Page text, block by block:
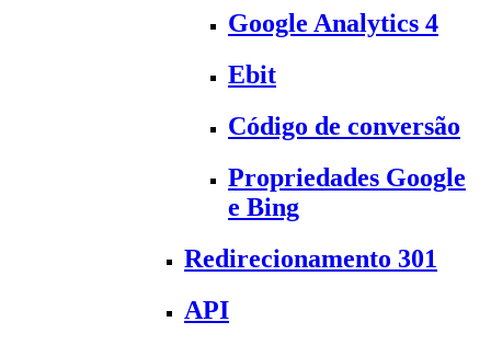
Google Analytics 4
Ebit
Código de conversão
Propriedades Google
e Bing
Redirecionamento 301
API